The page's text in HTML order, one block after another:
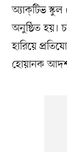
অ্যাক্‌টিভ স্কুল
অনুষ্ঠিত হয়।
হারিয়ে
হোয়ানক আদর্শ